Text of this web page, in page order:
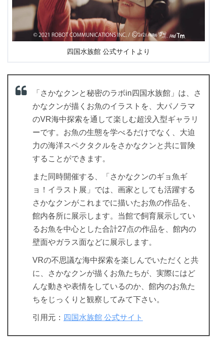
四国水族館 公式サイトより
「さかなクンと秘密のラボin四国水族館」は、さ
かなクンが描くお魚のイラストを、大パノラマ
のVR海中探索を通して楽しむ超没入型ギャラリ
ーです。お魚の生態を学べるだけでなく、大迫
力の海洋スペクタクルをさかなクンと共に冒険
することができます。
また同時開催する、「さかなクンのギョ魚ギ
ョ！イラスト展」では、画家としても活躍する
さかなクンがこれまでに描いたお魚の作品を、
館内各所に展示します。当館で飼育展示してい
るお魚を中心とした合計27点の作品を、館内の
壁面やガラス面などに展示します。
VRの不思議な海中探索を楽しんでいただくと共
に、さかなクンが描くお魚たちが、実際にはど
んな動きや表情をしているのか、館内のお魚た
ちをじっくりと観察してみて下さい。
引用元： 四国水族館 公式サイト